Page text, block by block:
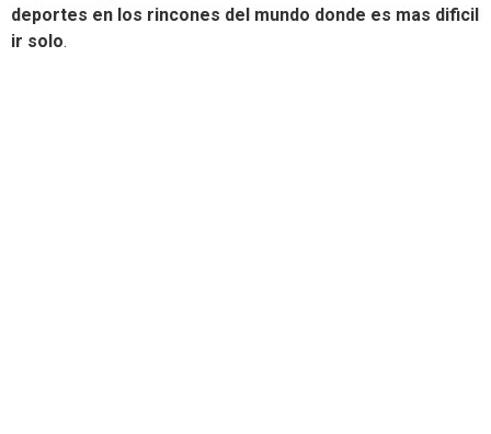
deportes en los rincones del mundo donde es mas dificil
ir solo.